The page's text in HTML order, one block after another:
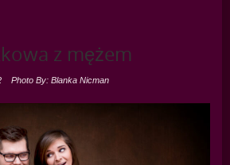
z mężem
Photo By: Blanka Nicman